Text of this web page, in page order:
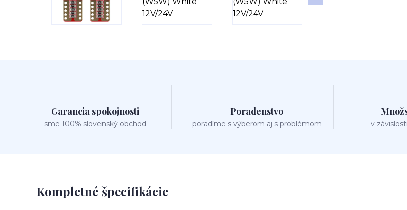
Garancia spokojnosti
sme 100% slovenský obchod
Poradenstvo
poradíme s výberom aj s problémom v
Kompletné špecifikácie